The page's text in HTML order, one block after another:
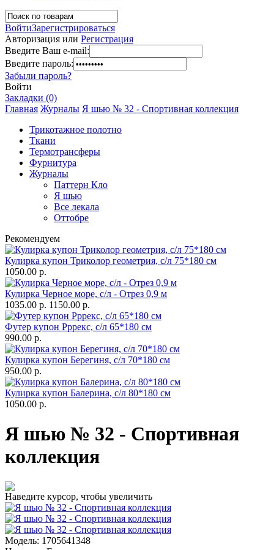
ВойтиЗарегистрироваться
Авторизация или Регистрация
Введите Ваш e-mail:
Введите пароль:
Забыли пароль?
Войти
Закладки (0)
Главная Журналы Я шью № 32 - Спортивная коллекция
Трикотажное полотно
Ткани
Термотрансферы
Фурнитура
Журналы
Паттерн Кло
Я шью
Все лекала
Оттобре
Рекомендуем
Кулирка купон Триколор геометрия, с/л 75*180 см
1050.00 р.
Кулирка Черное море, с/л - Отрез 0,9 м
1035.00 р. 1150.00 р.
Футер купон Рррекс, с/л 65*180 см
990.00 р.
Кулирка купон Берегиня, с/л 70*180 см
950.00 р.
Кулирка купон Балерина, с/л 80*180 см
1050.00 р.
Я шью № 32 - Спортивная
коллекция
Наведите курсор, чтобы увеличить
Модель: 1705641348